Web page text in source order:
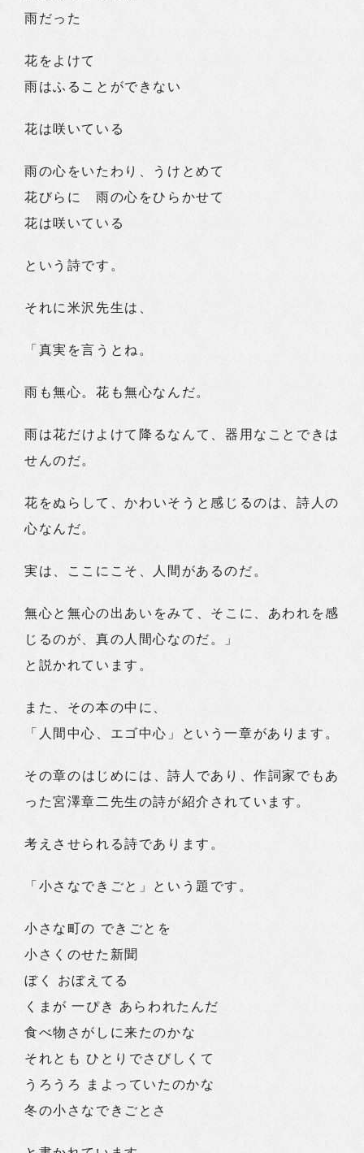
雨だった
花をよけて
雨はふることができない
花は咲いている
雨の心をいたわり、うけとめて
花びらに 雨の心をひらかせて
花は咲いている
という詩です。
それに米沢先生は、
「真実を言うとね。
雨も無心。花も無心なんだ。
雨は花だけよけて降るなんて、器用なことできは
せんのだ。
花をぬらして、かわいそうと感じるのは、詩人の
心なんだ。
実は、ここにこそ、人間があるのだ。
無心と無心の出あいをみて、そこに、あわれを感
じるのが、真の人間心なのだ。」
と説かれています。
また、その本の中に、
「人間中心、エゴ中心」という一章があります。
その章のはじめには、詩人であり、作詞家でもあ
った宮澤章二先生の詩が紹介されています。
考えさせられる詩であります。
「小さなできごと」という題です。
小さな町の できごとを
小さくのせた新聞
ぼく おぼえてる
くまが 一ぴき あらわれたんだ
食べ物さがしに来たのかな
それとも ひとりでさびしくて
うろうろ まよっていたのかな
冬の小さなできごとさ